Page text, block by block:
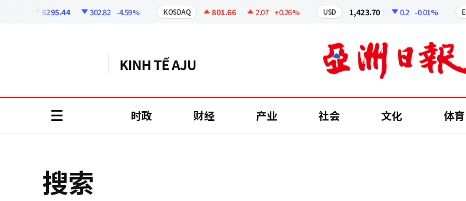
6295.44 302.82 -4.59% KOSDAQ 801.66 2.07 +0.26% USD 1,423.70 0.2 -0.01% EUR
时政 财经 产业 社会 文化 体育
搜索